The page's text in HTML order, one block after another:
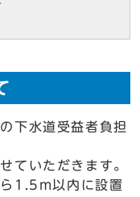
下水道受益者負担
ていただきます。
1.5m以内に設置